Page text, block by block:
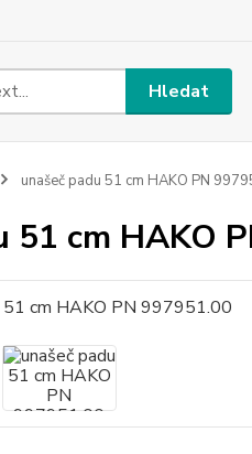
Hledat
unašeč padu 51 cm HAKO PN
51 cm HAKO